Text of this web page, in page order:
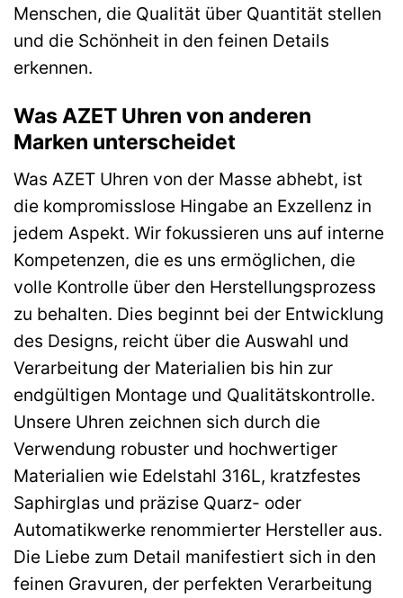
Menschen, die Qualität über Quantität stellen
und die Schönheit in den feinen Details
erkennen.
Was AZET Uhren von anderen
Marken unterscheidet
Was AZET Uhren von der Masse abhebt, ist
die kompromisslose Hingabe an Exzellenz in
jedem Aspekt. Wir fokussieren uns auf interne
Kompetenzen, die es uns ermöglichen, die
volle Kontrolle über den Herstellungsprozess
zu behalten. Dies beginnt bei der Entwicklung
des Designs, reicht über die Auswahl und
Verarbeitung der Materialien bis hin zur
endgültigen Montage und Qualitätskontrolle.
Unsere Uhren zeichnen sich durch die
Verwendung robuster und hochwertiger
Materialien wie Edelstahl 316L, kratzfestes
Saphirglas und präzise Quarz- oder
Automatikwerke renommierter Hersteller aus.
Die Liebe zum Detail manifestiert sich in den
feinen Gravuren, der perfekten Verarbeitung